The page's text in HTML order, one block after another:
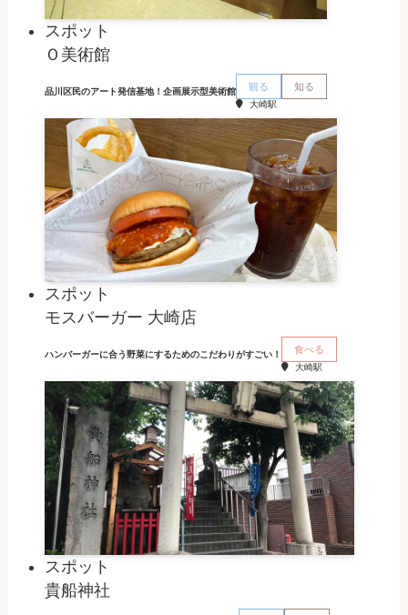
スポット
Ｏ美術館
品川区民のアート発信基地！企画展示型美術館 観る 知る
大崎駅
スポット
モスバーガー 大崎店
ハンバーガーに合う野菜にするためのこだわりがすごい！ 食べる
大崎駅
スポット
貴船神社